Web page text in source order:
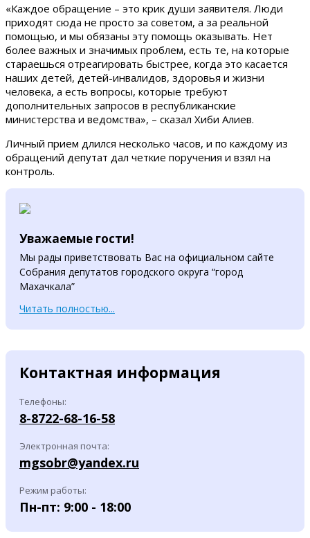
«Каждое обращение – это крик души заявителя. Люди
приходят сюда не просто за советом, а за реальной
помощью, и мы обязаны эту помощь оказывать. Нет
более важных и значимых проблем, есть те, на которые
стараешься отреагировать быстрее, когда это касается
наших детей, детей-инвалидов, здоровья и жизни
человека, а есть вопросы, которые требуют
дополнительных запросов в республиканские
министерства и ведомства», – сказал Хиби Алиев.
Личный прием длился несколько часов, и по каждому из
обращений депутат дал четкие поручения и взял на
контроль.
Уважаемые гости!
Мы рады приветствовать Вас на официальном сайте
Собрания депутатов городского округа “город
Махачкала”
Читать полностью...
Контактная информация
Телефоны:
8-8722-68-16-58
Электронная почта:
mgsobr@yandex.ru
Режим работы:
Пн-пт: 9:00 - 18:00